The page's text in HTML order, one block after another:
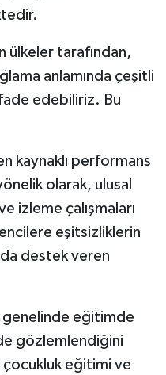
ülkeler tarafından,
anlamında çeşitli
edebiliriz. Bu
kaynaklı performans
olarak, ulusal
izleme çalışmaları
eşitsizliklerin
destek veren
genelinde eğitimde
gözlemlendiğini
eğitimi ve